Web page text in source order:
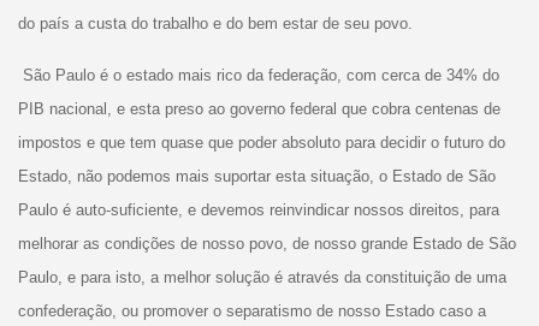
do país a custa do trabalho e do bem estar de seu povo.
São Paulo é o estado mais rico da federação, com cerca de 34% do
PIB nacional, e esta preso ao governo federal que cobra centenas de
impostos e que tem quase que poder absoluto para decidir o futuro do
Estado, não podemos mais suportar esta situação, o Estado de São
Paulo é auto-suficiente, e devemos reinvindicar nossos direitos, para
melhorar as condições de nosso povo, de nosso grande Estado de São
Paulo, e para isto, a melhor solução é através da constituição de uma
confederação, ou promover o separatismo de nosso Estado caso a